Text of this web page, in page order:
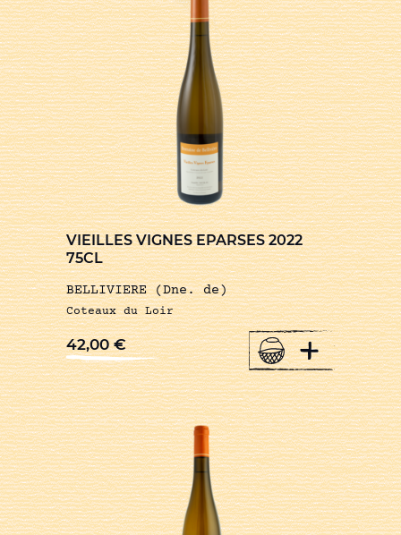
VIEILLES VIGNES EPARSES 2022
75CL
BELLIVIERE (Dne. de)
Coteaux du Loir
42,00€ +